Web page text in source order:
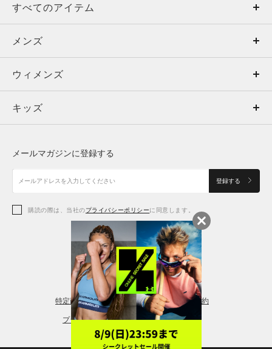
すべてのアイテム
メンズ
ウィメンズ
キッズ
アクセサリー
メンズ
トップス
ボトムス
アクセサリー
ウィメンズ
トップス
シューズ
アクセサリー
レギンス＆タイツ
キッズ
シューズ
メールマガジンに登録する
登録する
購読の際は、当社のプライバシーポリシーに同意します。
特定商取引法に基づく通販の表記 会員規約
プライバシーポリシー